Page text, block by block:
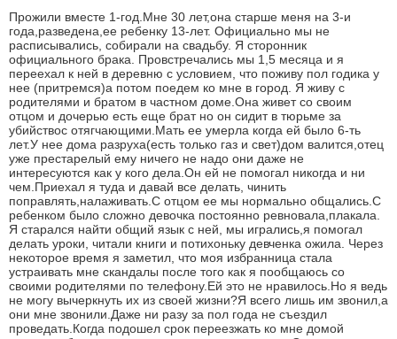
Прожили вместе 1-год.Мне 30 лет,она старше меня на 3-и
года,разведена,ее ребенку 13-лет. Официально мы не
расписывались, собирали на свадьбу. Я сторонник
официального брака. Провстречались мы 1,5 месяца и я
переехал к ней в деревню с условием, что поживу пол годика у
нее (притремся)а потом поедем ко мне в город. Я живу с
родителями и братом в частном доме.Она живет со своим
отцом и дочерью есть еще брат но он сидит в тюрьме за
убийствос отягчающими.Мать ее умерла когда ей было 6-ть
лет.У нее дома разруха(есть только газ и свет)дом валится,отец
уже престарелый ему ничего не надо они даже не
интересуются как у кого дела.Он ей не помогал никогда и ни
чем.Приехал я туда и давай все делать, чинить
поправлять,налаживать.С отцом ее мы нормально общались.С
ребенком было сложно девочка постоянно ревновала,плакала.
Я старался найти общий язык с ней, мы игрались,я помогал
делать уроки, читали книги и потихоньку девченка ожила. Через
некоторое время я заметил, что моя избранница стала
устраивать мне скандалы после того как я пообщаюсь со
своими родителями по телефону.Ей это не нравилось.Но я ведь
не могу вычеркнуть их из своей жизни?Я всего лишь им звонил,а
они мне звонили.Даже ни разу за пол года не съездил
проведать.Когда подошел срок переезжать ко мне домой